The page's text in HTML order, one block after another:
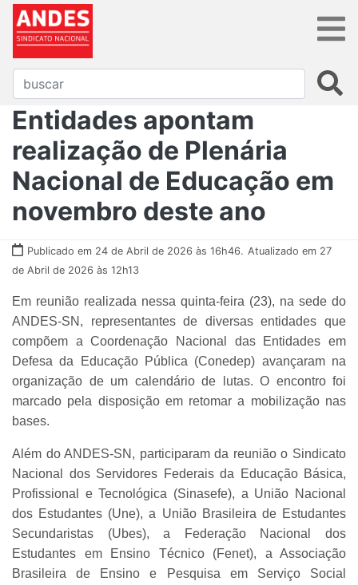
Entidades apontam
realização de Plenária
Nacional de Educação em
novembro deste ano
Publicado em 24 de Abril de 2026 às 16h46. Atualizado em 27
de Abril de 2026 às 12h13
Em reunião realizada nessa quinta-feira (23), na sede do
ANDES-SN, representantes de diversas entidades que
compõem a Coordenação Nacional das Entidades em
Defesa da Educação Pública (Conedep) avançaram na
organização de um calendário de lutas. O encontro foi
marcado pela disposição em retomar a mobilização nas
bases.
Além do ANDES-SN, participaram da reunião o Sindicato
Nacional dos Servidores Federais da Educação Básica,
Profissional e Tecnológica (Sinasefe), a União Nacional
dos Estudantes (Une), a União Brasileira de Estudantes
Secundaristas (Ubes), a Federação Nacional dos
Estudantes em Ensino Técnico (Fenet), a Associação
Brasileira de Ensino e Pesquisa em Serviço Social